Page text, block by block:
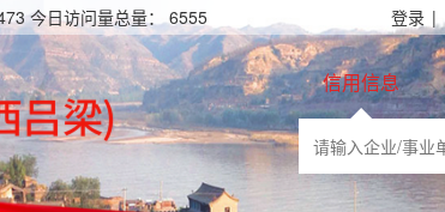
今日访问量总量： 6555 登录 |
信用信息